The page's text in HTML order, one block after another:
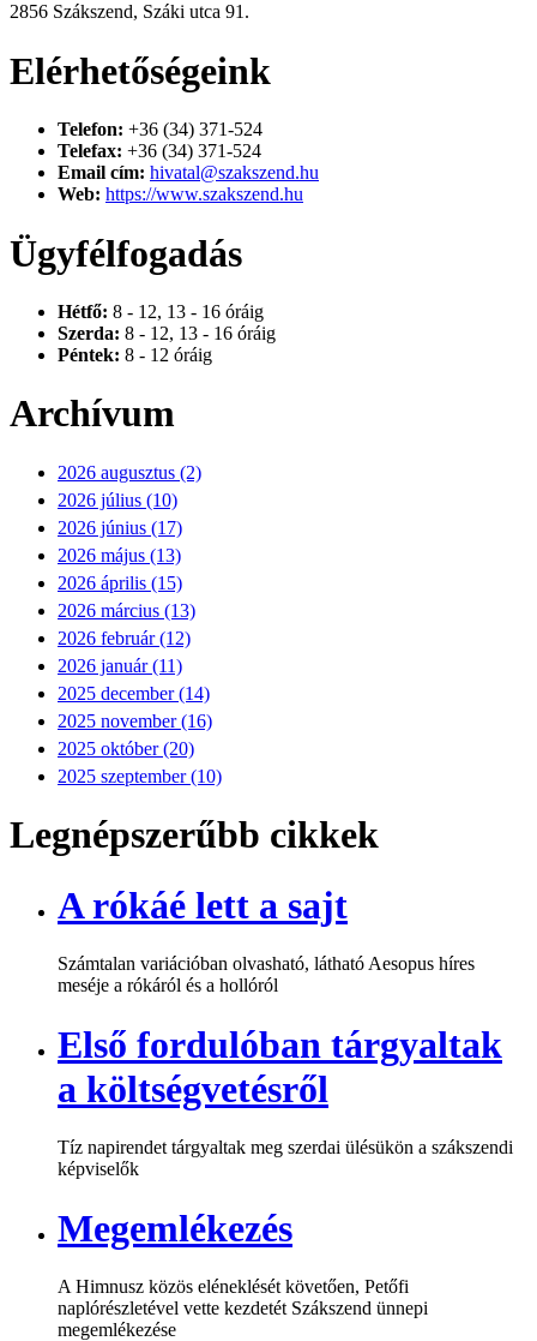
2856 Szákszend, Száki utca 91.
Elérhetőségeink
Telefon: +36 (34) 371-524
Telefax: +36 (34) 371-524
Email cím: hivatal@szakszend.hu
Web: https://www.szakszend.hu
Ügyfélfogadás
Hétfő: 8 - 12, 13 - 16 óráig
Szerda: 8 - 12, 13 - 16 óráig
Péntek: 8 - 12 óráig
Archívum
2026 augusztus (2)
2026 július (10)
2026 június (17)
2026 május (13)
2026 április (15)
2026 március (13)
2026 február (12)
2026 január (11)
2025 december (14)
2025 november (16)
2025 október (20)
2025 szeptember (10)
Legnépszerűbb cikkek
A rókáé lett a sajt
Számtalan variációban olvasható, látható Aesopus híres
meséje a rókáról és a hollóról
Első fordulóban tárgyaltak
a költségvetésről
Tíz napirendet tárgyaltak meg szerdai ülésükön a szákszendi
képviselők
Megemlékezés
A Himnusz közös eléneklését követően, Petőfi
naplórészletével vette kezdetét Szákszend ünnepi
megemlékezése